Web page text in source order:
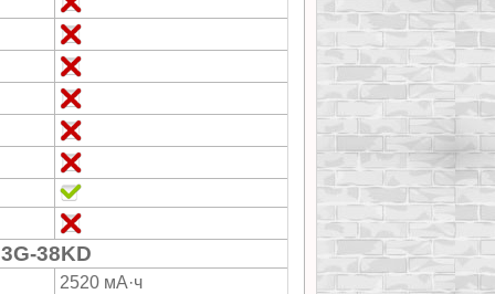
38KD
2520 мА·ч